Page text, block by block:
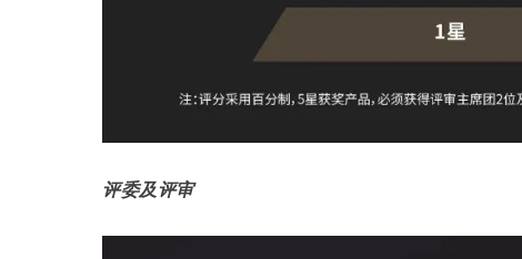
评委及评审